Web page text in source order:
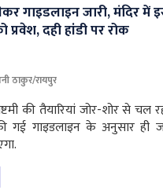
गाइडलाइन जारी, मंदिर में
प्रवेश, दही हांडी पर रोक
ठाकुर/रायपुर
की तैयारियां जोर-शोर से चल
गई गाइडलाइन के अनुसार ही